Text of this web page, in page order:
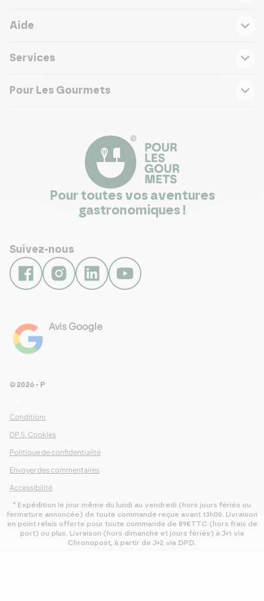
Aide
Services
Pour Les Gourmets
Pour toutes vos aventures
gastronomiques !
Suivez-nous
Avis Google
Conditions Générales de Ventes
DP.5. Cookies
Politique de confidentialité
Envoyer des commentaires
Accessibilité
© 2026 - Pour Les Gourmets
* Expédition le jour même du lundi au vendredi (hors jours fériés ou
fermeture annoncée) de toute commande reçue avant 13h00. Livraison
en point relais offerte pour toute commande de 89€TTC (hors frais de
port) ou plus. Livraison (hors dimanche et jours fériés) à J+1 via
Chronopost, à partir de J+2 via DPD.